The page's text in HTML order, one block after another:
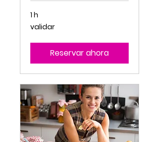
1 h
validar
validar
Reservar ahora